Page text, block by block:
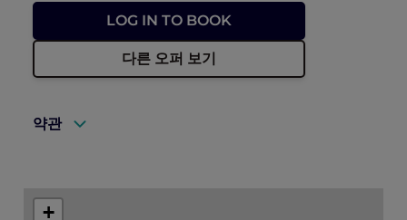
LOG IN TO BOOK
다른 오퍼 보기
약관
+